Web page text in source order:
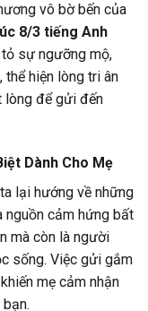
vô bờ bến của
8/3 tiếng Anh
sự ngưỡng mộ,
thể hiện lòng tri ân
lòng để gửi đến
Dành Cho Mẹ
lại hướng về những
nguồn cảm hứng bất
mà còn là người
sống. Việc gửi gắm
mẹ cảm nhận